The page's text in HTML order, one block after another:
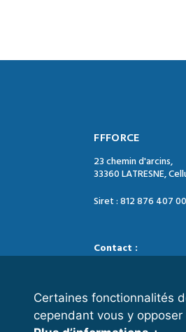
Certaines fonctionnalités
cependant vous y
FFFORCE
23 chemin d'arcins,
33360 LATRESNE,
Siret : 812 876 407
Contact :
Horaires